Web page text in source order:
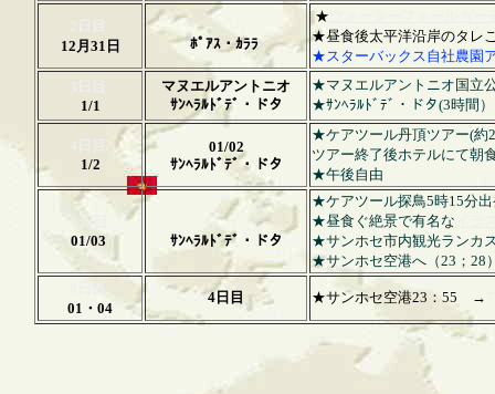
2日目
12月31日
ﾎﾟｱｽ・ｶﾗﾗ
★
★昼食後太平洋沿岸のタレ
★スターバックス自社農園
3日目
1/1
マヌエルアントニオ
ｻﾝﾍﾗﾙﾄﾞﾃﾞ・ドタ
★マヌエルアントニオ国立
★ｻﾝﾍﾗﾙﾄﾞﾃﾞ・ドタ(3時間）
4日目
1/2
01/02
ｻﾝﾍﾗﾙﾄﾞﾃﾞ・ドタ
★ケアツール丹頂ツアー(約
ツアー終了後ホテルにて朝
★午後自由
5日目
01/03
ｻﾝﾍﾗﾙﾄﾞﾃﾞ・ドタ
★ケアツール探鳥5時15分
★昼食ぐ絶景で有名な
★サンホセ市内観光ランカ
★サンホセ空港へ（23；28
01・04
4日目 ★サンホセ空港23：55 →